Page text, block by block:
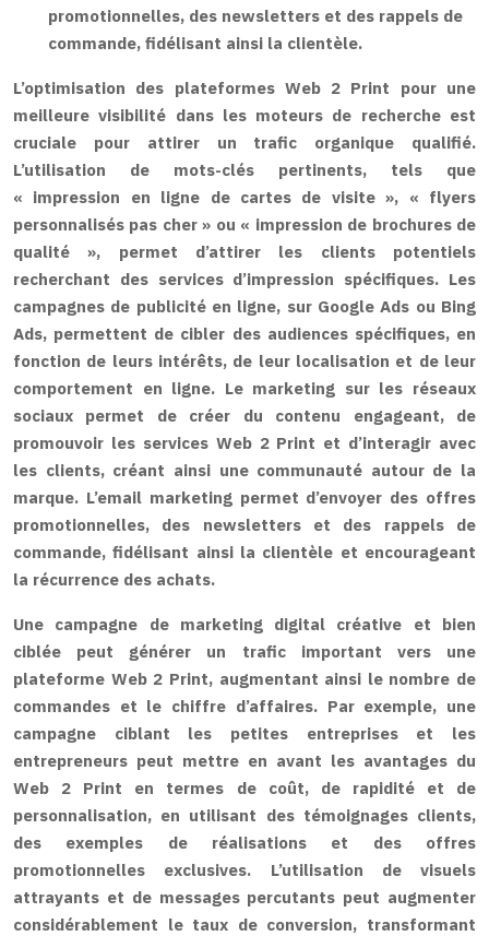
promotionnelles, des newsletters et des rappels de
commande, fidélisant ainsi la clientèle.
L’optimisation des plateformes Web 2 Print pour une
meilleure visibilité dans les moteurs de recherche est
cruciale pour attirer un trafic organique qualifié.
L’utilisation de mots-clés pertinents, tels que
« impression en ligne de cartes de visite », « flyers
personnalisés pas cher » ou « impression de brochures de
qualité », permet d’attirer les clients potentiels
recherchant des services d’impression spécifiques. Les
campagnes de publicité en ligne, sur Google Ads ou Bing
Ads, permettent de cibler des audiences spécifiques, en
fonction de leurs intérêts, de leur localisation et de leur
comportement en ligne. Le marketing sur les réseaux
sociaux permet de créer du contenu engageant, de
promouvoir les services Web 2 Print et d’interagir avec
les clients, créant ainsi une communauté autour de la
marque. L’email marketing permet d’envoyer des offres
promotionnelles, des newsletters et des rappels de
commande, fidélisant ainsi la clientèle et encourageant
la récurrence des achats.
Une campagne de marketing digital créative et bien
ciblée peut générer un trafic important vers une
plateforme Web 2 Print, augmentant ainsi le nombre de
commandes et le chiffre d’affaires. Par exemple, une
campagne ciblant les petites entreprises et les
entrepreneurs peut mettre en avant les avantages du
Web 2 Print en termes de coût, de rapidité et de
personnalisation, en utilisant des témoignages clients,
des exemples de réalisations et des offres
promotionnelles exclusives. L’utilisation de visuels
attrayants et de messages percutants peut augmenter
considérablement le taux de conversion, transformant